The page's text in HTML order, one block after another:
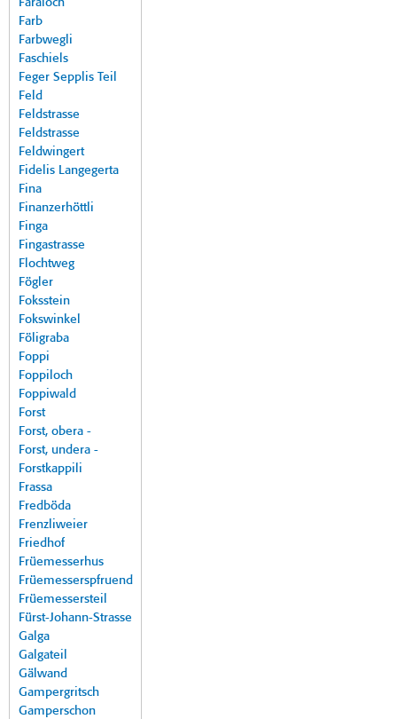
Faraloch
Farb
Farbwegli
Faschiels
Feger Sepplis Teil
Feld
Feldstrasse
Feldstrasse
Feldwingert
Fidelis Langegerta
Fina
Finanzerhöttli
Finga
Fingastrasse
Flochtweg
Fögler
Foksstein
Fokswinkel
Föligraba
Foppi
Foppiloch
Foppiwald
Forst
Forst, obera -
Forst, undera -
Forstkappili
Frassa
Fredböda
Frenzliweier
Friedhof
Früemesserhus
Früemesserspfruend
Früemessersteil
Fürst-Johann-Strasse
Galga
Galgateil
Gälwand
Gampergritsch
Gamperschon